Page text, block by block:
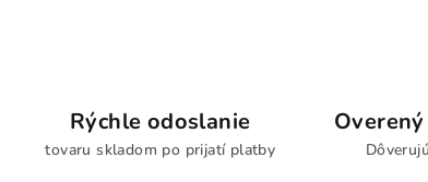
Rýchle odoslanie
tovaru skladom po prijatí platby